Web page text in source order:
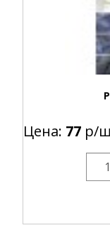
Цена: 77р/